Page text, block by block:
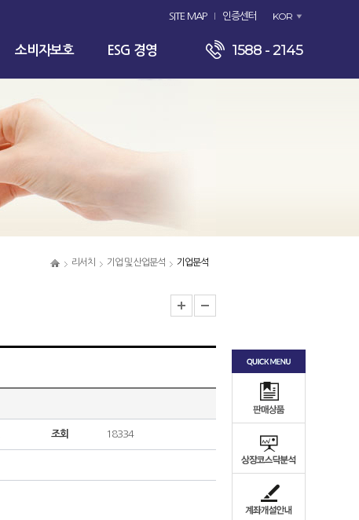
SITE MAP 인증센터 KOR
소비자보호 ESG 경영 1588 - 2145
리서치 기업 및 산업분석 기업분석
조회 18334